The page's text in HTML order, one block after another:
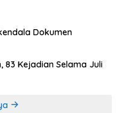
Dokumen
83 Kejadian Selama Juli